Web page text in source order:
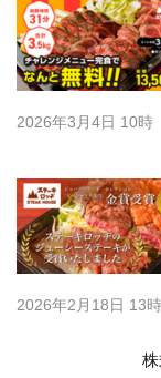
2026年3月4日 10時
2026年2月18日 13時